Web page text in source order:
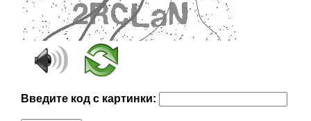
Введите код с картинки: